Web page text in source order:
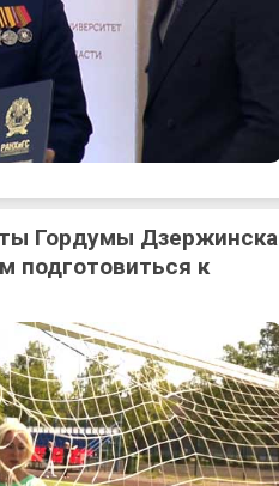
Гордумы Дзержинска
подготовиться к